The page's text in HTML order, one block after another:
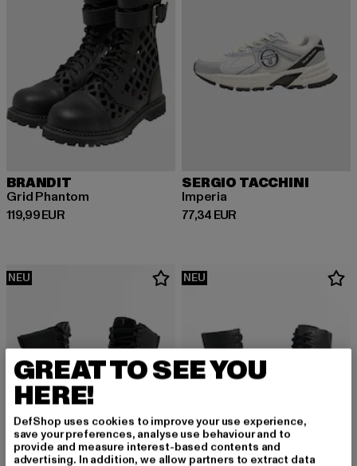
BRANDIT
Grid Phantom
119,99 EUR
Derzeitiger Preis: 119,99 EUR
SERGIO TACCHINI
Imperia
77,34 EUR
Derzeitiger Preis: 77,34 EUR
NEU NEU
GREAT TO SEE YOU
HERE!
DefShop uses cookies to improve your use experience,
save your preferences, analyse use behaviour and to
provide and measure interest-based contents and
advertising. In addition, we allow partners to extract data